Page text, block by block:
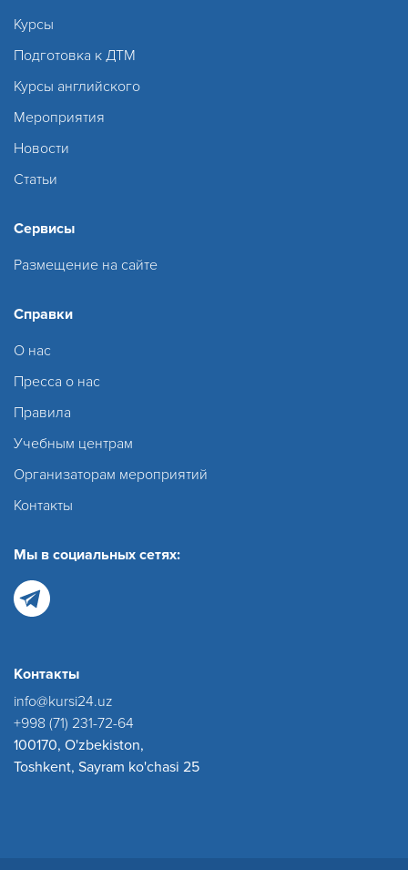
Курсы
Подготовка к ДТМ
Курсы английского
Мероприятия
Новости
Статьи
Сервисы
Размещение на сайте
Справки
О нас
Пресса о нас
Правила
Учебным центрам
Организаторам мероприятий
Контакты
Мы в социальных сетях:
Контакты
info@kursi24.uz
+998 (71) 231-72-64
100170, O'zbekiston,
Toshkent, Sayram ko'chasi 25